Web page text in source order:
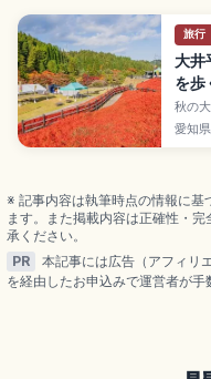
旅行
大井
を歩
秋の
川沿
づき
愛知県
※ 記事内容は執筆時点の情報に基
ます。また掲載内容は正確性・
承ください。
PR
本記事には広告（アフィリ
を経由したお申込みで運営者が手